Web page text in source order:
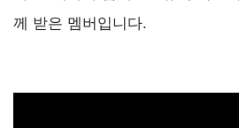
께 받은 멤버입니다.